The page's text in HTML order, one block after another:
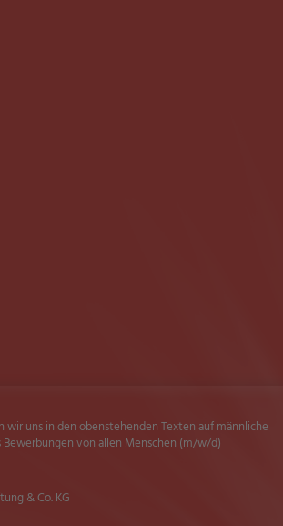
wir uns in den obenstehenden Texten auf männliche
Bewerbungen von allen Menschen (m/w/d)
& Co. KG